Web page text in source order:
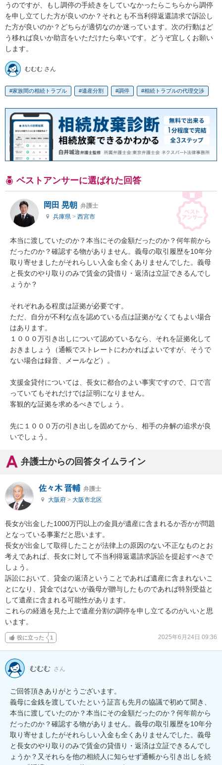
うのですが、もし調停の手続きをしていなかったらこちらから調停
を申し立てした方が良いのか？それとも不当利得返還請求で訴訟し
た方が良いのか？どちらが適切なのか迷っています。次の行動はど
う移れば良いか助言をいただけたら幸いです。どうぞ宜しくお願い
します。
むむむ さん
家族間の相続トラブル 遺産分割 調停 相続トラブルの代理交渉
ベストアンサーに選ばれた回答
岡田 晃朝 弁護士
兵庫県 > 西宮市
本当に渡していたのか？本当にその金額だったのか？何年前から
だったのか？確認する物がありません。義母の取引履歴を10年分
取り寄せましたがそれらしい入金も全くありませんでした。義母
と長女のやり取りのみで賃金の貸借り・返済は立証できるんでし
ょうか？
それぞれある程度は証拠が必要です。
ただ、自分が不利な点を認めている点は証拠がなくてもよい場合
はあります。
１０００万引き出しについて認めているなら、それを証拠化して
おきましょう（通帳でストレートにわかればよいですが、そうで
ない場合は録音、メールなど）。
支援金貸付については、長女に都合のよい事実ですので、口で言
っていてもそれだけでは証明になりません。
客観的な証拠を求めるべきでしょう。
先に１０００万の引き出しを固めてから、相手の弁解の追求が良
いでしょう。
弁護士からの回答タイムライン
佐々木 晋輔 弁護士
大阪府 > 大阪市北区
長女が出金した1000万円以上の金員が遺産に含まれるか否かが問題
となっている事案だと思います。
長女が出金して取得したことが法律上の原因のない不正なものとお
考えであれば、長女に対して不当利得返還請求訴訟を提起すべきで
しょう。
訴訟において、貸金の返済ということであれば遺産に含まれないこ
とになり、貸金ではないが義母が贈与したものであれば特別受益と
して遺産に含まれる可能性があります。
これらの経過を見た上で遺産分割の調停を申し立てるのがいいと思
います。
役に立った 1 2025年6月24日 09:36
むむむ さん
ご回答頂きありがとうございます。
義母に金銭を渡していたという証言も先月の協議で初めて聞き、
本当に渡していたのか？本当にその金額だったのか？何年前から
だったのか？確認する物がありません。義母の取引履歴を10年分
取り寄せましたがそれらしい入金も全くありませんでした。義母
と長女のやり取りのみで賃金の貸借り・返済は立証できるんでし
ょうか？又それらを他の相続人に知らせず通帳から引き出しを続